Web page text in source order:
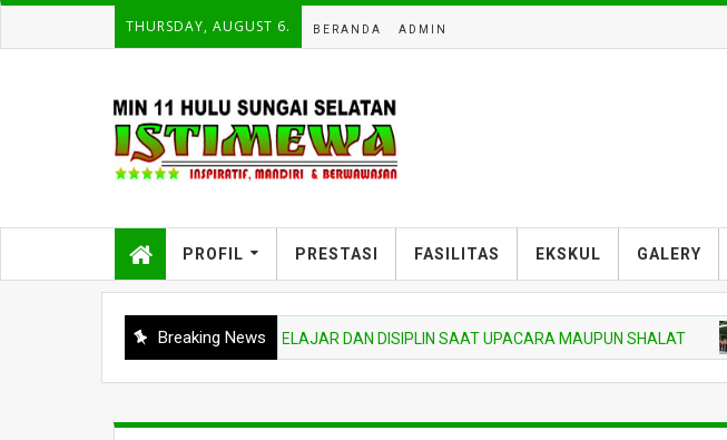
THURSDAY, AUGUST 6. BERANDA ADMIN
PROFIL PRESTASI FASILITAS EKSKUL GALERY
Breaking News
UPACARA TEKANKAN NIAT BELAJAR DAN DISIPLIN SAAT UPACARA MAUPUN SHALAT